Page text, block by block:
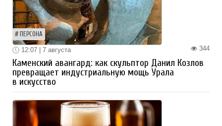
ПЕРСОНА
344
12:07 | 7 августа
Каменский авангард: как скульптор Данил Козлов
превращает индустриальную мощь Урала
в искусство